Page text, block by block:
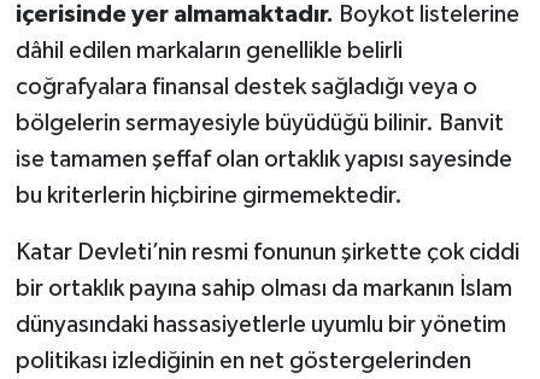
içerisinde yer almamaktadır. Boykot listelerine
dâhil edilen markaların genellikle belirli
coğrafyalara finansal destek sağladığı veya o
bölgelerin sermayesiyle büyüdüğü bilinir. Banvit
ise tamamen şeffaf olan ortaklık yapısı sayesinde
bu kriterlerin hiçbirine girmemektedir.
Katar Devleti’nin resmi fonunun şirkette çok ciddi
bir ortaklık payına sahip olması da markanın İslam
dünyasındaki hassasiyetlerle uyumlu bir yönetim
politikası izlediğinin en net göstergelerinden